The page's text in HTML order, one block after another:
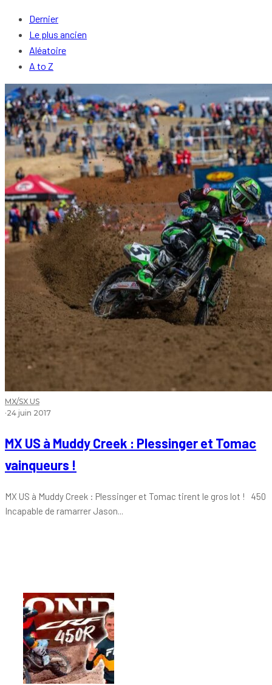
Dernier
Le plus ancien
Aléatoire
A to Z
MX/SX US
·24 juin 2017
MX US à Muddy Creek : Plessinger et Tomac
vainqueurs !
MX US à Muddy Creek : Plessinger et Tomac tirent le gros lot ! 450
Incapable de ramarrer Jason...